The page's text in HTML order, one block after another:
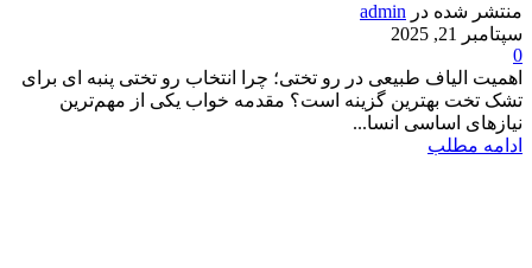
منتشر شده در admin
سپتامبر 21, 2025
0
اهمیت الیاف طبیعی در رو تختی؛ چرا انتخاب رو تختی پنبه ای برای
تشک تخت بهترین گزینه است؟ مقدمه خواب یکی از مهم‌ترین
نیازهای اساسی انسا...
ادامه مطلب